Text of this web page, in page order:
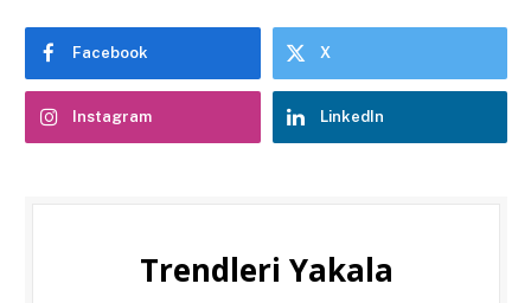
Facebook X
Instagram LinkedIn
Trendleri Yakala